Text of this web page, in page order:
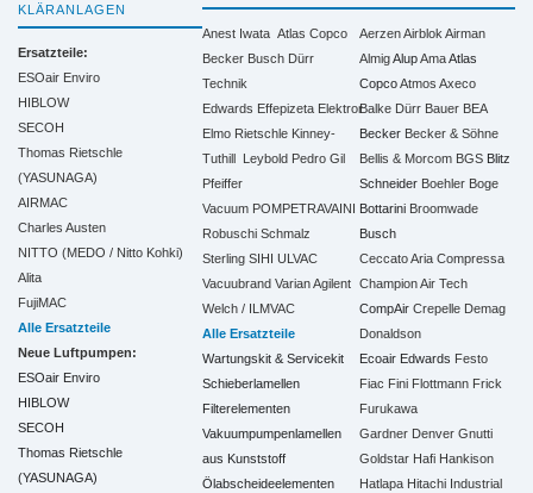
KLÄRANLAGEN
Ersatzteile:
ESOair Enviro
HIBLOW
SECOH
Thomas Rietschle
(YASUNAGA)
AIRMAC
Charles Austen
NITTO (MEDO / Nitto Kohki)
Alita
FujiMAC
Alle Ersatzteile
Neue Luftpumpen:
ESOair Enviro
HIBLOW
SECOH
Thomas Rietschle
(YASUNAGA)
Anest Iwata Atlas Copco
Becker Busch Dürr
Technik
Edwards Effepizeta Elektror
Elmo Rietschle Kinney-
Tuthill Leybold Pedro Gil
Pfeiffer
Vacuum POMPETRAVAINI
Robuschi Schmalz
Sterling SIHI ULVAC
Vacuubrand Varian Agilent
Welch / ILMVAC
Alle Ersatzteile
Wartungskit & Servicekit
Schieberlamellen
Filterelementen
Vakuumpumpenlamellen
aus Kunststoff
Ölabscheideelementen
AerzenAirblok Airman
Almig Alup Ama Atlas
Copco Atmos Axeco
Balke Dürr Bauer BEA
Becker Becker & Söhne
Bellis & Morcom BGS Blitz
Schneider Boehler Boge
Bottarini Broomwade
Busch
Ceccato Aria Compressa
Champion Air Tech
CompAir Crepelle Demag
Donaldson
Ecoair Edwards Festo
Fiac Fini Flottmann Frick
Furukawa
Gardner Denver Gnutti
Goldstar Hafi Hankison
Hatlapa Hitachi Industrial